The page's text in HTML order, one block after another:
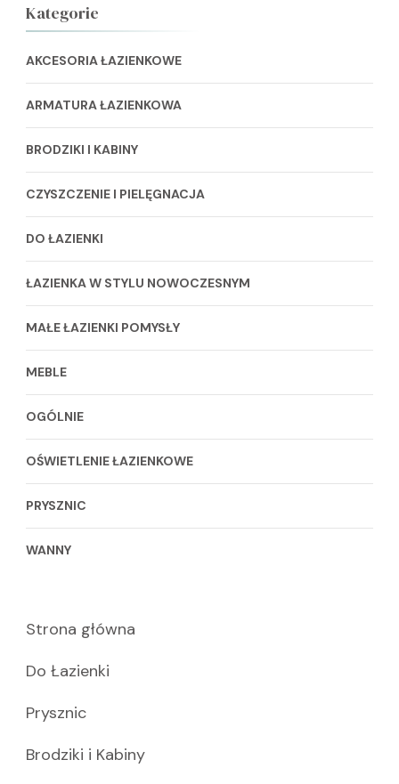
Kategorie
AKCESORIA ŁAZIENKOWE
ARMATURA ŁAZIENKOWA
BRODZIKI I KABINY
CZYSZCZENIE I PIELĘGNACJA
DO ŁAZIENKI
ŁAZIENKA W STYLU NOWOCZESNYM
MAŁE ŁAZIENKI POMYSŁY
MEBLE
OGÓLNIE
OŚWIETLENIE ŁAZIENKOWE
PRYSZNIC
WANNY
Strona główna
Do Łazienki
Prysznic
Brodziki i Kabiny